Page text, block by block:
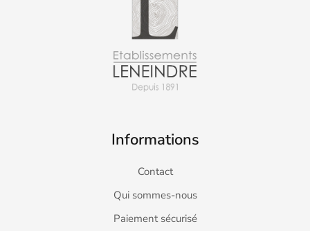
Informations
Contact
Qui sommes-nous
Paiement sécurisé